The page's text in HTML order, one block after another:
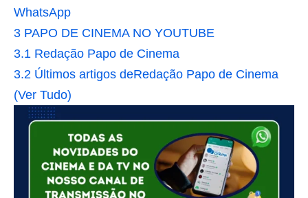
WhatsApp
3 PAPO DE CINEMA NO YOUTUBE
3.1 Redação Papo de Cinema
3.2 Últimos artigos deRedação Papo de Cinema
(Ver Tudo)